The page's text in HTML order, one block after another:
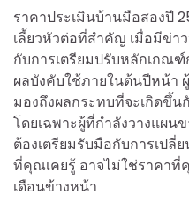
ราคาประเมินบ้านมือสองปี
เลี้ยวหัวต่อที่สำคัญ เมื่อมีข่า
กับการเตรียมปรับหลักเกณ
ผลบังคับใช้ภายในต้นปีหน้า
มองถึงผลกระทบที่จะเกิดขึ้
โดยเฉพาะผู้ที่กำลังวางแผ
ต้องเตรียมรับมือกับการเปลี่
ที่คุณเคยรู้ อาจไม่ใช่ราคาที่
เดือนข้างหน้า